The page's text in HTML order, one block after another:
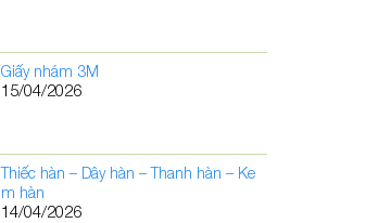
Giấy nhám 3M
15/04/2026
Thiếc hàn – Dây hàn – Thanh hàn – Ke
m hàn
14/04/2026